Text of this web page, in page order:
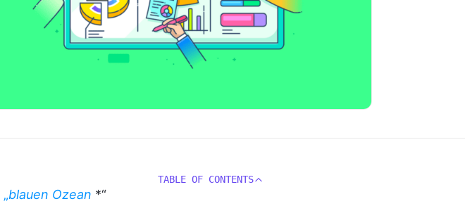
„blauen Ozean *“
TABLE OF CONTENTS